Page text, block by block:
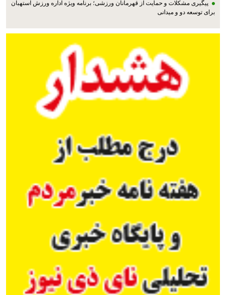
پیگیری مشکلات و حمایت از قهرمانان ورزشی؛ برنامه ویژه اداره ورزش استهبان
برای توسعه دو و میدانی